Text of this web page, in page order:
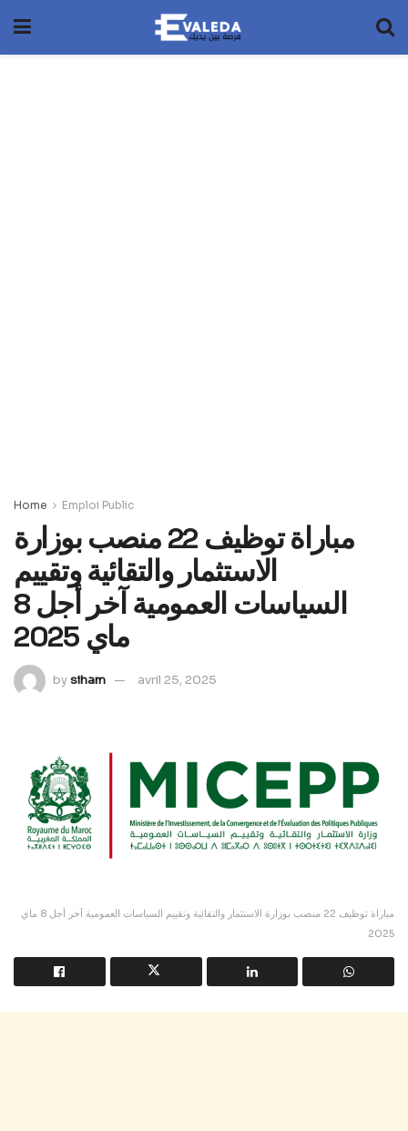
Home Emploi Public
مباراة توظيف 22 منصب بوزارة
الاستثمار والتقائية وتقييم
السياسات العمومية آخر أجل 8
ماي 2025
bysiham avril 25, 2025
مباراة توظيف 22 منصب بوزارة الاستثمار والتقائية وتقييم السياسات العمومية آخر أجل 8 ماي
2025